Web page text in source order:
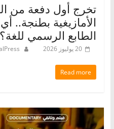
تخرج أول دفعة من
الأمازيغية بطنجة..
الطابع الرسمي للغة؟
20 يوليوز 2026
Read more